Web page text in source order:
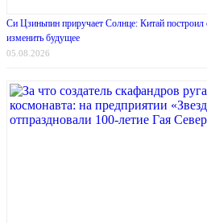
Си Цзиньпин приручает Солнце: Китай
изменить будущее
05.08.2026